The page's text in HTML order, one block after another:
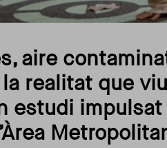
aire
realitat que
estudi